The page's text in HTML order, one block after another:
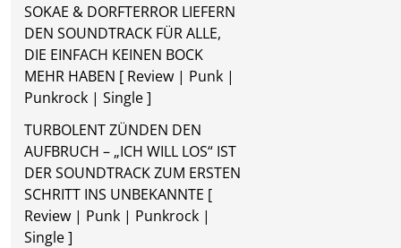
SOKAE & DORFTERROR LIEFERN
DEN SOUNDTRACK FÜR ALLE,
DIE EINFACH KEINEN BOCK
MEHR HABEN [ Review | Punk |
Punkrock | Single ]
TURBOLENT ZÜNDEN DEN
AUFBRUCH – „ICH WILL LOS“ IST
DER SOUNDTRACK ZUM ERSTEN
SCHRITT INS UNBEKANNTE [
Review | Punk | Punkrock |
Single ]